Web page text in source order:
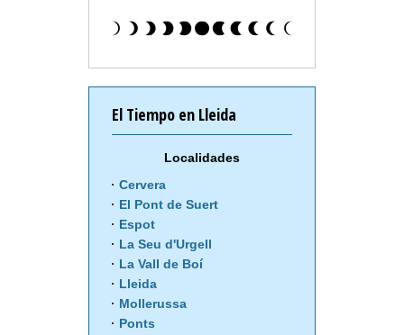
El Tiempo en Lleida
Localidades
Cervera
El Pont de Suert
Espot
La Seu d'Urgell
La Vall de Boí
Lleida
Mollerussa
Ponts